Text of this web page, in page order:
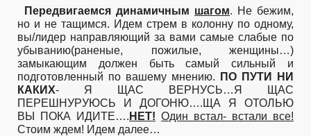
Передвигаемся динамичным шагом. Не бежим,
но и не тащимся. Идем стрем в колонну по одному,
вы/лидер направляющий за вами самые слабые по
убыванию(раненые, пожилые, женщины…)
замыкающим должен быть самый сильный и
подготовленный по вашему мнению.
ПО ПУТИ НИ
КАКИХ- Я ЩАС ВЕРНУСЬ…Я ЩАС
ПЕРЕШНУРУЮСЬ И ДОГОНЮ….ЩА Я ОТОЛЬЮ
ВЫ ПОКА ИДИТЕ…. НЕТ! Один встал- встали все!
Стоим ждем! Идем далее…